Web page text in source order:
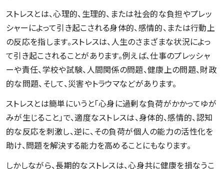
ストレスとは、心理的、生理的、または社会的な負担やプレッ
シャーによって引き起こされる身体的、感情的、または行動上
の反応を指します。ストレスは、人生のさまざまな状況によっ
て引き起こされることがあります。例えば、仕事のプレッシャ
ーや責任、学校や試験、人間関係の問題、健康上の問題、財政
的な問題、そして、災害やトラウマなどがあります。
ストレスとは簡単にいうと「心身に過剰な負荷がかかってゆが
みが生じること」で、適度なストレスは、身体的、感情的、認知
的な反応を刺激し、逆に、その負荷が個人の能力の活性化を
助け、問題を解決する能力を高めることにもなります。
しかしながら、長期的なストレスは、心身共に健康を損なうこ